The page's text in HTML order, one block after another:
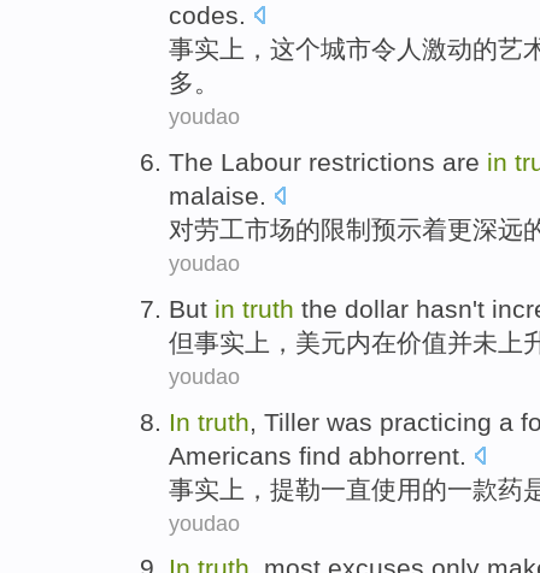
codes.
事实上 ， 这个城市令人激动的艺
多。
youdao
The Labour restrictions are in
malaise.
对劳工市场的限制 预示着更深远
youdao
But in truth the dollar hasn't
但事实上 ， 美元内在价值并未 上
youdao
In truth Tiller was practicing a
Americans find abhorrent
事实上 ， 提勒一直使用的一款药
youdao